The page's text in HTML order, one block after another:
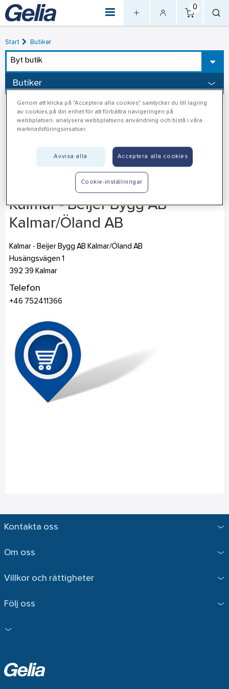
0
Start Butiker
Byt butik
Butiker
Kalmar - Beijer Bygg AB
Kalmar/Öland AB
Kalmar - Beijer Bygg AB Kalmar/Öland AB
Husängsvägen 1
392 39 Kalmar
Telefon
+46 752411366
Kontakta oss
Om oss
Villkor och rättigheter
Följ oss
Genom att klicka på "Acceptera alla cookies" samtycker du till lagring
av cookies på din enhet för att förbättra navigeringen på
webbplatsen, analysera webbplatsens användning och bistå i våra
marknadsföringsinsatser.
Avvisa alla Acceptera alla cookies
Cookie-inställningar